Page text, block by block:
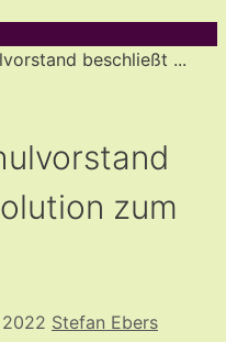
beschließt ...
zum
Stefan Ebers